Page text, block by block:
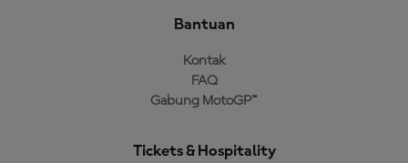
Bantuan
Kontak
FAQ
Gabung MotoGP™
Tickets & Hospitality